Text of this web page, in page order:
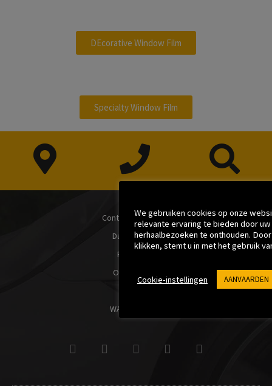
i
d
e
o
DEcorative Window Film
Specialty Window Film
Contact Informatie
Daag je rit uit
Producten
Oplossingen
WAAROM XPEL
We gebruiken cookies op onze
relevante ervaring te bieden door
herhaalbezoeken te onthouden.
klikken, stemt u in met het gebruik
Cookie-instellingen AANVAARDEN